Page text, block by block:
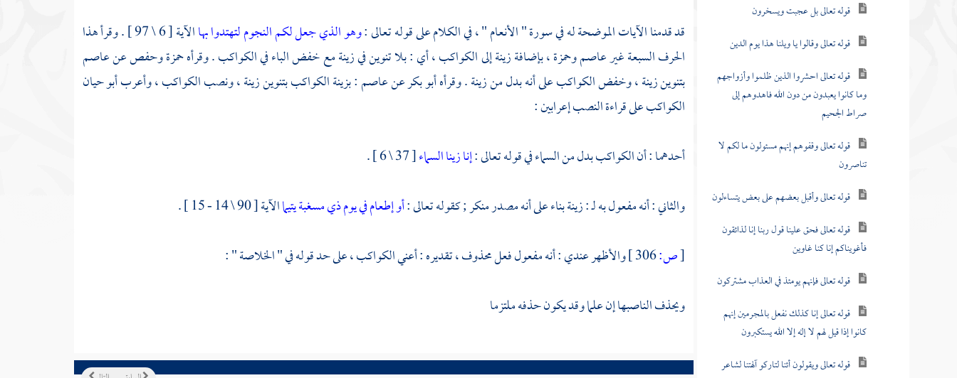
قوله تعالى بل عجبت ويسخرون
قوله تعالى وقالوا يا ويلنا هذا يوم الدين
قوله تعالى احشروا الذين ظلموا وأزواجهم
وما كانوا يعبدون من دون الله فاهدوهم إلى
صراط الجحيم
قوله تعالى وقفوهم إنهم مسئولون ما لكم لا
تناصرون
قوله تعالى وأقبل بعضهم على بعض يتساءلون
قوله تعالى فحق علينا قول ربنا إنا لذائقون
فأغويناكم إنا كنا غاوين
قوله تعالى فإنهم يومئذ في العذاب مشتركون
قوله تعالى إنا كذلك نفعل بالمجرمين إنهم
كانوا إذا قيل لهم لا إله إلا الله يستكبرون
قوله تعالى ويقولون أئنا لتاركو آلهتنا لشاعر
قد قدمنا الآيات الموضحة له في سورة " الأنعام " ، في الكلام على قوله تعالى :وهو الذي جعل لكم النجوم لتهتدوا بها
الآية [ 6 \ 97 ] . وقرأ هذا
الحرف السبعة غيرعاصموحمزة، بإضافة زينة إلى الكواكب ، أي : بلا تنوين في زينة مع خفض الباء في الكواكب . وقرأهحمزةوحفصعنعاصم
بتنوين زينة ، وخفض الكواكب على أنه بدل من زينة . وقرأهأبو بكرعنعاصم: بزينة الكواكب بتنوين زينة ، ونصب الكواكب ، وأعربأبو حيان
الكواكب على قراءة النصب إعرابين :
أحدهما : أن الكواكب بدل من السماء في قوله تعالى :إنا زينا السماء[ 37 \ 6 ] .
والثاني : أنه مفعول به لـ : زينة بناء على أنه مصدر منكر ; كقوله تعالى :أو إطعام في يوم ذي مسغبةيتيماالآية [ 90 \ 14 - 15 ] .
[ص:
والأظهر عندي : أنه مفعول فعل محذوف ، تقديره : أعني الكواكب ، على حد قوله في " الخلاصة " :
ويحذف الناصبها إن علما وقد يكون حذفه ملتزما